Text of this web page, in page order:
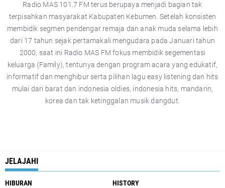
Radio MAS 101.7 FM terus berupaya menjadi bagian tak
terpisahkan masyarakat Kabupaten Kebumen. Setelah konsisten
membidik segmen pendengar remaja dan anak muda selama lebih
dari 17 tahun sejak pertamakali mengudara pada Januari tahun
2000, saat ini Radio MAS FM fokus membidik segementasi
keluarga (Family), tentunya dengan program acara yang edukatif,
informatif dan menghibur serta pilihan lagu easy listening dan hits
mulai dari barat dan indonesia oldies, indonesia hits, mandarin,
korea dan tak ketinggalan musik dangdut.
JELAJAHI
HIBURAN HISTORY